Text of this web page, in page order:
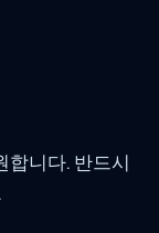
합니다. 반드시